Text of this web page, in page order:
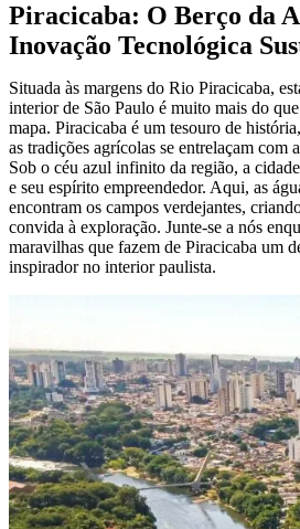
Piracicaba: O Berço da
Inovação Tecnológica
Situada às margens do Rio Piracicaba,
interior de São Paulo é muito mais do
mapa. Piracicaba é um tesouro de
as tradições agrícolas se entrelaçam com
Sob o céu azul infinito da região, a
e seu espírito empreendedor. Aqui, as
encontram os campos verdejantes,
convida à exploração. Junte-se a nós
maravilhas que fazem de Piracicaba um
inspirador no interior paulista.